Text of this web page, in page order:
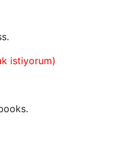
istiyorum)